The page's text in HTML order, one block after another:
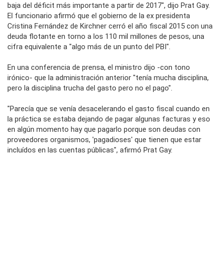
baja del déficit más importante a partir de 2017", dijo Prat Gay.
El funcionario afirmó que el gobierno de la ex presidenta
Cristina Fernández de Kirchner cerró el año fiscal 2015 con una
deuda flotante en torno a los 110 mil millones de pesos, una
cifra equivalente a "algo más de un punto del PBI".
En una conferencia de prensa, el ministro dijo -con tono
irónico- que la administración anterior "tenía mucha disciplina,
pero la disciplina trucha del gasto pero no el pago".
"Parecía que se venía desacelerando el gasto fiscal cuando en
la práctica se estaba dejando de pagar algunas facturas y eso
en algún momento hay que pagarlo porque son deudas con
proveedores organismos, 'pagadioses' que tienen que estar
incluídos en las cuentas públicas", afirmó Prat Gay.